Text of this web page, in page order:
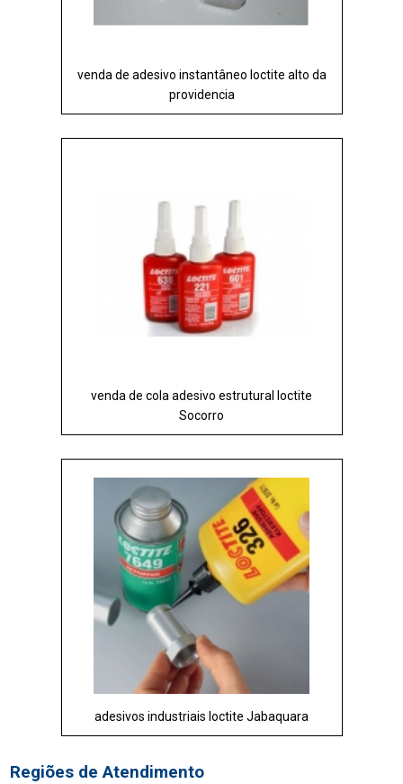
venda de adesivo instantâneo loctite alto da
providencia
venda de cola adesivo estrutural loctite
Socorro
adesivos industriais loctite Jabaquara
Regiões de Atendimento